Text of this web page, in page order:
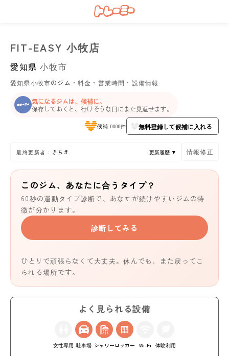
FIT-EASY 小牧店
愛知県 小牧市
愛知県小牧市のジム・料金・営業時間・設備情報
気になるジムは、候補に。
保存しておくと、行けそうな日にまた見返せます。
候補 0000件 無料登録して候補に入れる
最終更新者：きちえ 更新履歴 ▼ 情報修正
このジム、あなたに合うタイプ？
60秒の運動タイプ診断で、あなたが続けやすいジムの特
徴が分かります。
診断してみる
ひとりで頑張らなくて大丈夫。休んでも、また戻ってこ
られる場所です。
よく見られる設備
女性専用 駐車場 シャワー ロッカー Wi-Fi 体験利用